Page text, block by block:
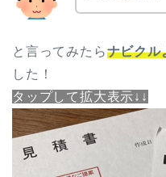
と言ってみたらナビクル
した！
タップして拡大表示↓↓